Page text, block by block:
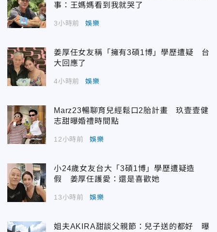
事：王媽媽看到我就哭了
3小時前 娛樂
姜厚任女友稱「擁有3碩1博」學歷遭疑 台
大回應了
4小時前 娛樂
Marz23暢聊育兒經鬆口2胎計畫 玖壹壹健
志甜曝婚禮時間點
12小時前 娛樂
小24歲女友台大「3碩1博」學歷遭疑造
假 姜厚任護愛：還是喜歡她
13小時前 娛樂
姐夫AKIRA甜談父親節：兒子送的都好 曝